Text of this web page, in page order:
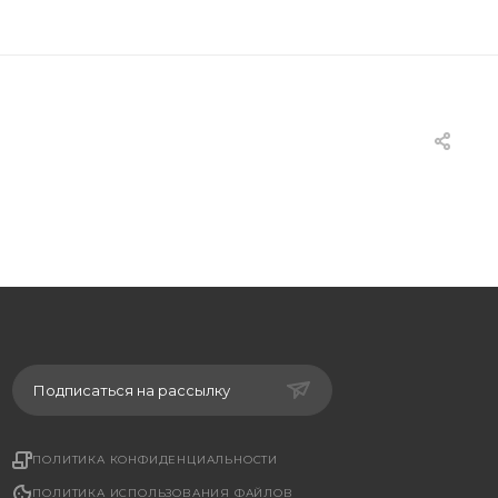
Подписаться на рассылку
ПОЛИТИКА КОНФИДЕНЦИАЛЬНОСТИ
ПОЛИТИКА ИСПОЛЬЗОВАНИЯ ФАЙЛОВ